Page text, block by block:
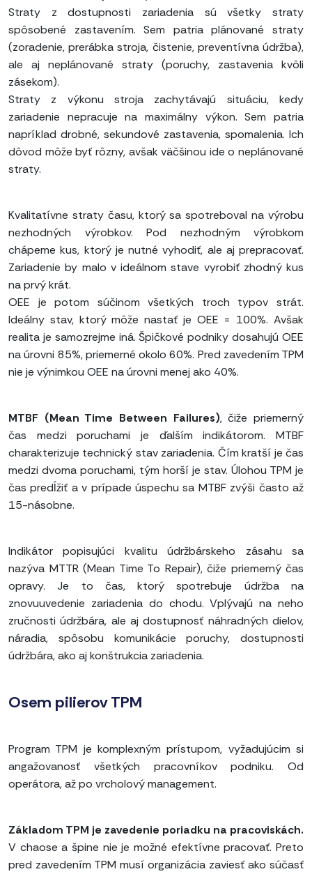
Straty z dostupnosti zariadenia sú všetky straty
spôsobené zastavením. Sem patria plánované straty
(zoradenie, prerábka stroja, čistenie, preventívna údržba),
ale aj neplánované straty (poruchy, zastavenia kvôli
zásekom).
Straty z výkonu stroja zachytávajú situáciu, kedy
zariadenie nepracuje na maximálny výkon. Sem patria
napríklad drobné, sekundové zastavenia, spomalenia. Ich
dôvod môže byť rôzny, avšak väčšinou ide o neplánované
straty.
Kvalitatívne straty času, ktorý sa spotreboval na výrobu
nezhodných výrobkov. Pod nezhodným výrobkom
chápeme kus, ktorý je nutné vyhodiť, ale aj prepracovať.
Zariadenie by malo v ideálnom stave vyrobiť zhodný kus
na prvý krát.
OEE je potom súčinom všetkých troch typov strát.
Ideálny stav, ktorý môže nastať je OEE = 100%. Avšak
realita je samozrejme iná. Špičkové podniky dosahujú OEE
na úrovni 85%, priemerné okolo 60%. Pred zavedením TPM
nie je výnimkou OEE na úrovni menej ako 40%.
MTBF (Mean Time Between Failures), čiže priemerný
čas medzi poruchami je ďalším indikátorom. MTBF
charakterizuje technický stav zariadenia. Čím kratší je čas
medzi dvoma poruchami, tým horší je stav. Úlohou TPM je
čas predĺžiť a v prípade úspechu sa MTBF zvýši často až
15-násobne.
Indikátor popisujúci kvalitu údržbárskeho zásahu sa
nazýva MTTR (Mean Time To Repair), čiže priemerný čas
opravy. Je to čas, ktorý spotrebuje údržba na
znovuuvedenie zariadenia do chodu. Vplývajú na neho
zručnosti údržbára, ale aj dostupnosť náhradných dielov,
náradia, spôsobu komunikácie poruchy, dostupnosti
údržbára, ako aj konštrukcia zariadenia.
Osem pilierov TPM
Program TPM je komplexným prístupom, vyžadujúcim si
angažovanosť všetkých pracovníkov podniku. Od
operátora, až po vrcholový management.
Základom TPM je zavedenie poriadku na pracoviskách.
V chaose a špine nie je možné efektívne pracovať. Preto
pred zavedením TPM musí organizácia zaviesť ako súčasť